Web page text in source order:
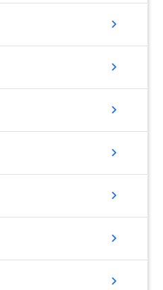
chevron_right
chevron_right
chevron_right
chevron_right
chevron_right
chevron_right
chevron_right